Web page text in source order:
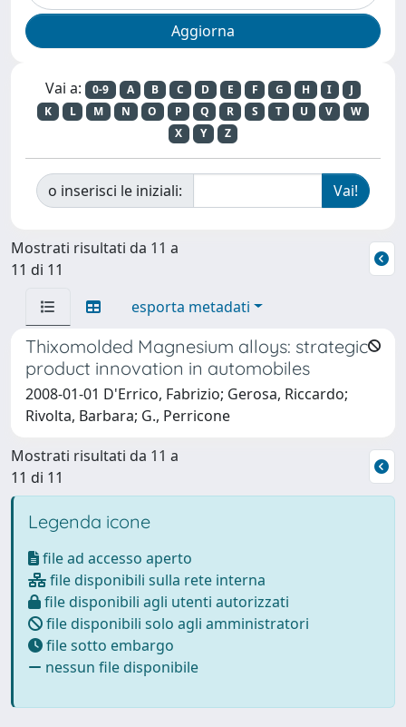
Vai a: 0-9 A B C D E F G H I
J
K
L M N O P Q R S T U V
W
X
Y Z
o inserisci le iniziali:
Mostrati risultati da 11 a
11 di 11
esporta metadati
Thixomolded Magnesium alloys: strategic
product innovation in automobiles
2008-01-01 D'Errico, Fabrizio; Gerosa, Riccardo;
Rivolta, Barbara; G., Perricone
Mostrati risultati da 11 a
11 di 11
Legenda icone
file ad accesso aperto
file disponibili sulla rete interna
file disponibili agli utenti autorizzati
file disponibili solo agli amministratori
file sotto embargo
nessun file disponibile